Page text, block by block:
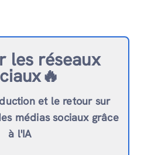
les réseaux
et le retour sur
médias sociaux grâce
à l'IA